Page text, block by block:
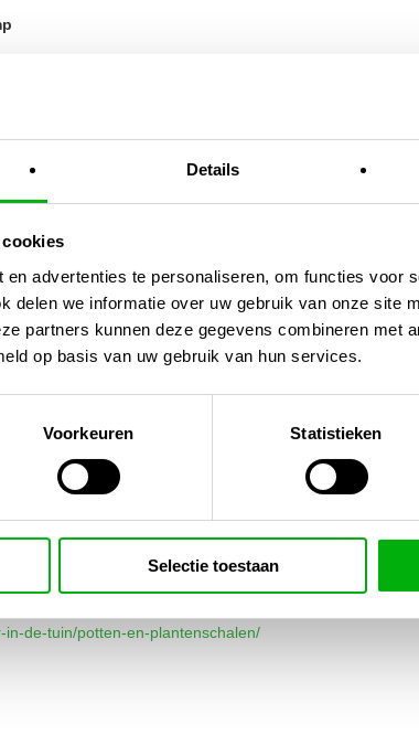
Details
advertenties te personaliseren, om functies voor
delen we informatie over uw gebruik van onze site
partners kunnen deze gegevens combineren met
op basis van uw gebruik van hun services.
Voorkeuren Statistieken
Selectie toestaan
Vipar Spectra XS2000 ?
de-tuin/potten-en-plantenschalen/